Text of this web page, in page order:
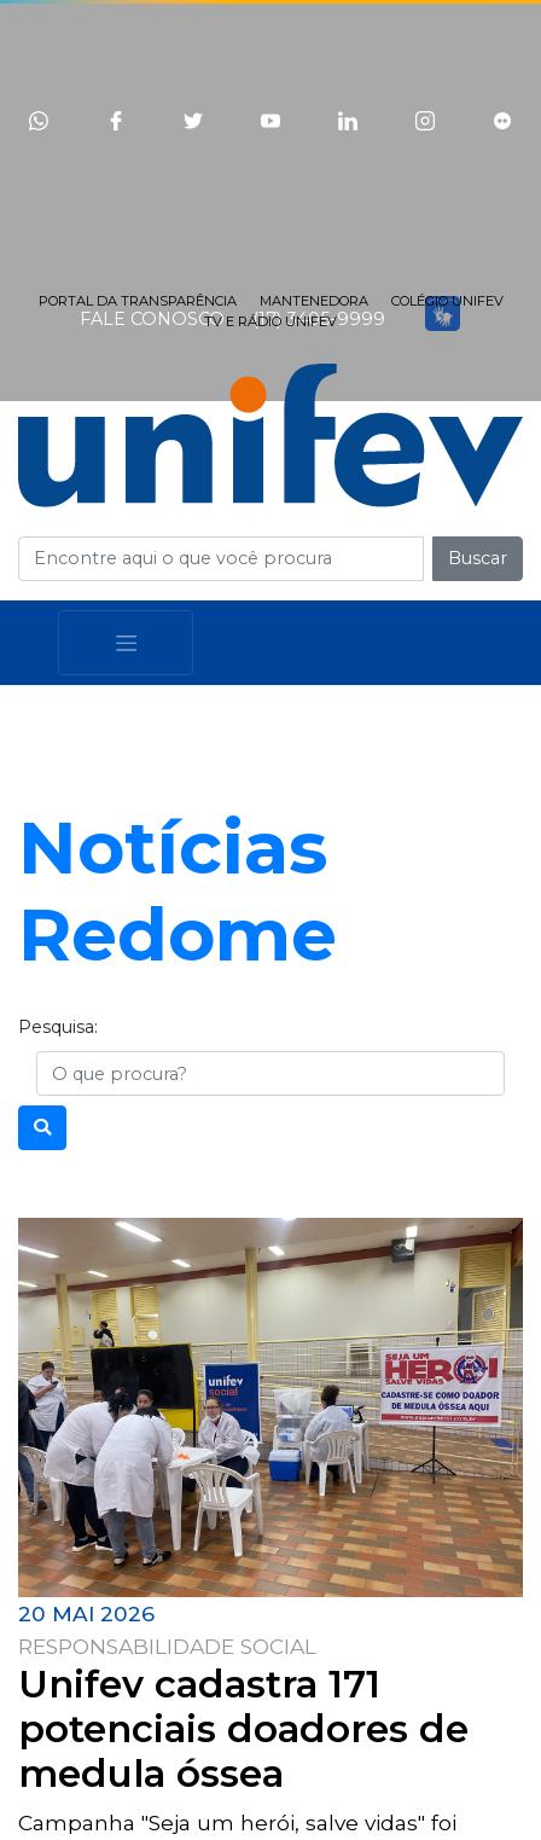
FALE CONOSCO (17) 3405-9999
PORTAL DA TRANSPARÊNCIA MANTENEDORA
COLÉGIO UNIFEV
TV E RÁDIO UNIFEV
Buscar
Notícias
Redome
Pesquisa:
Busca
20 MAI 2026
RESPONSABILIDADE SOCIAL
Unifev cadastra 171
potenciais doadores de
medula óssea
Campanha "Seja um herói, salve vidas" foi